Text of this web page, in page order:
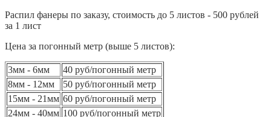
Распил фанеры по заказу, стоимость до 5 листов - 500 рублей
за 1 лист
Цена за погонный метр (выше 5 листов):
3мм - 6мм
40 руб/погонный метр
8мм - 12мм
50 руб/погонный метр
15мм - 21мм 60 руб/погонный метр
24мм - 40мм 100 руб/погонный метр